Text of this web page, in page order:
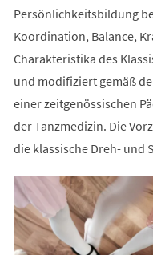
Persönlichkeitsbildung
Koordination, Balance,
Charakteristika des
und modifiziert gemäß
einer zeitgenössischen
der Tanzmedizin. Die
die klassische Dreh- und